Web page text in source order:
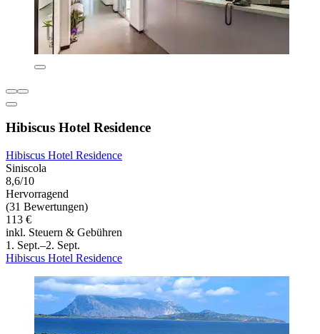
Hibiscus Hotel Residence
Hibiscus Hotel Residence
Siniscola
8,6/10
Hervorragend
(31 Bewertungen)
113 €
inkl. Steuern & Gebühren
1. Sept.–2. Sept.
Hibiscus Hotel Residence